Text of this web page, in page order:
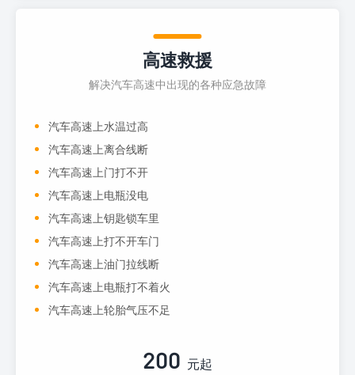
高速救援
解决汽车高速中出现的各种应急故障
汽车高速上水温过高
汽车高速上离合线断
汽车高速上门打不开
汽车高速上电瓶没电
汽车高速上钥匙锁车里
汽车高速上打不开车门
汽车高速上油门拉线断
汽车高速上电瓶打不着火
汽车高速上轮胎气压不足
200 元起